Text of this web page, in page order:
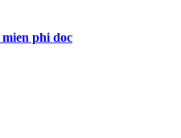
phi doc